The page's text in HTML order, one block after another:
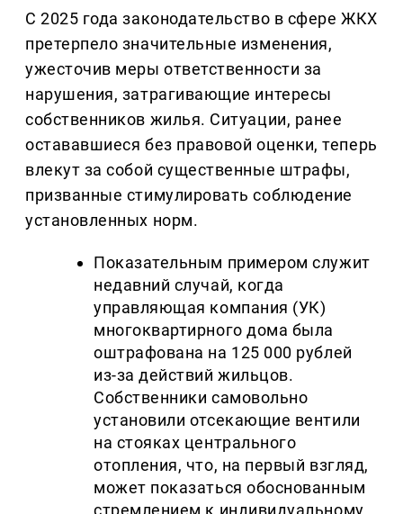
С 2025 года законодательство в сфере ЖКХ
претерпело значительные изменения,
ужесточив меры ответственности за
нарушения, затрагивающие интересы
собственников жилья. Ситуации, ранее
остававшиеся без правовой оценки, теперь
влекут за собой существенные штрафы,
призванные стимулировать соблюдение
установленных норм.
Показательным примером служит
недавний случай, когда
управляющая компания (УК)
многоквартирного дома была
оштрафована на 125 000 рублей
из-за действий жильцов.
Собственники самовольно
установили отсекающие вентили
на стояках центрального
отопления, что, на первый взгляд,
может показаться обоснованным
стремлением к индивидуальному